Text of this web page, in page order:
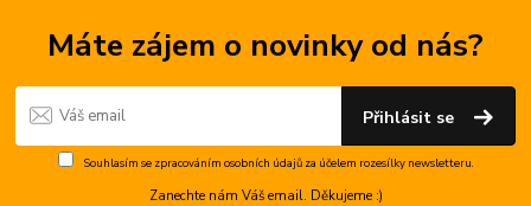
Máte zájem o novinky od nás?
Přihlásit se
Souhlasím se zpracováním osobních údajůza účelem rozesílky newsletteru.
Zanechte nám Váš email. Děkujeme :)